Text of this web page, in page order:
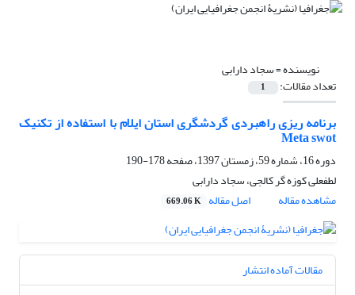
نویسنده =سجاد دارابی
تعداد مقالات: 1
برنامه ریزی راهبردی گردشگری استان ایلام با استفاده از تکنیک
Meta swot
دوره 16، شماره 59، زمستان 1397، صفحه
178-190
لطفعلی کوزه گر کالجی، سجاد دارابی
مشاهده مقاله
اصل مقاله 669.06 K
مقالات آماده انتشار